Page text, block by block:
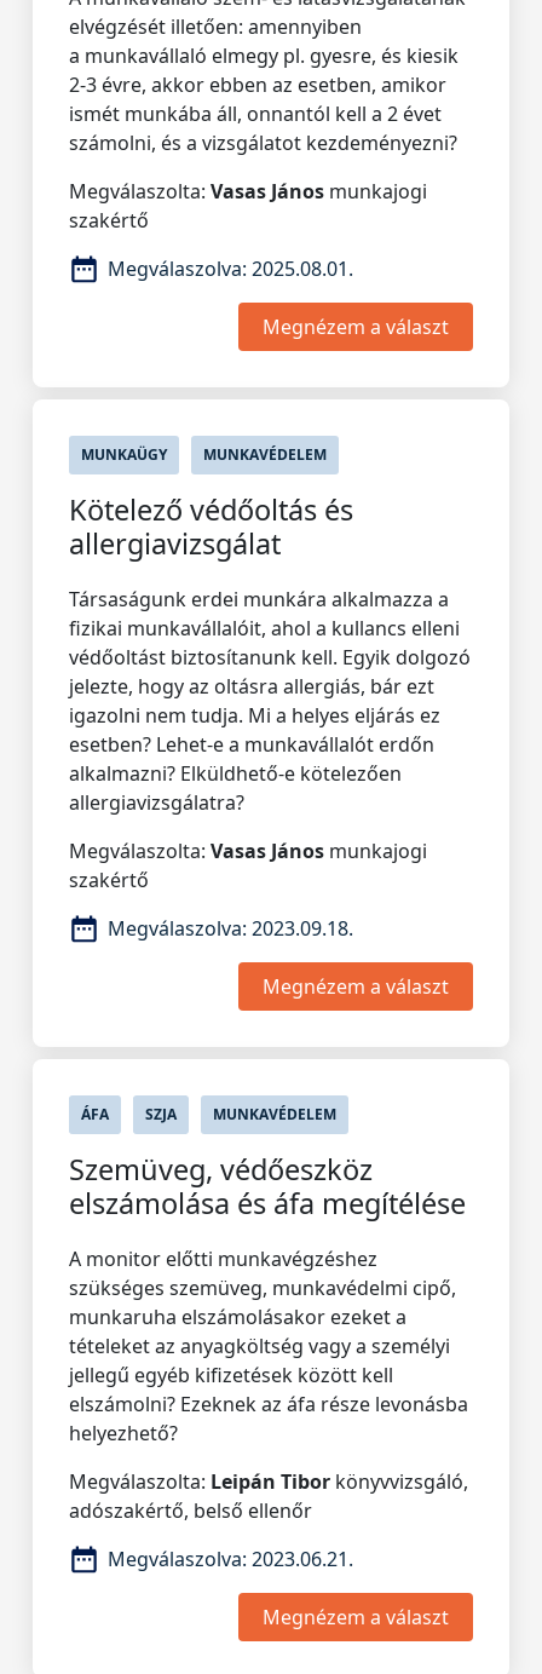
elvégzését illetően: amennyiben
a munkavállaló elmegy pl. gyesre, és kiesik
2-3 évre, akkor ebben az esetben, amikor
ismét munkába áll, onnantól kell a 2 évet
számolni, és a vizsgálatot kezdeményezni?
Megválaszolta: Vasas János munkajogi
szakértő
Megválaszolva: 2025.08.01.
Megnézem a választ
MUNKAÜGY MUNKAVÉDELEM
Kötelező védőoltás és
allergiavizsgálat
Társaságunk erdei munkára alkalmazza a
fizikai munkavállalóit, ahol a kullancs elleni
védőoltást biztosítanunk kell. Egyik dolgozó
jelezte, hogy az oltásra allergiás, bár ezt
igazolni nem tudja. Mi a helyes eljárás ez
esetben? Lehet-e a munkavállalót erdőn
alkalmazni? Elküldhető-e kötelezően
allergiavizsgálatra?
Megválaszolta: Vasas János munkajogi
szakértő
Megválaszolva: 2023.09.18.
Megnézem a választ
ÁFA SZJA MUNKAVÉDELEM
Szemüveg, védőeszköz
elszámolása és áfa megítélése
A monitor előtti munkavégzéshez
szükséges szemüveg, munkavédelmi cipő,
munkaruha elszámolásakor ezeket a
tételeket az anyagköltség vagy a személyi
jellegű egyéb kifizetések között kell
elszámolni? Ezeknek az áfa része levonásba
helyezhető?
Megválaszolta: Leipán Tibor könyvvizsgáló,
adószakértő, belső ellenőr
Megválaszolva: 2023.06.21.
Megnézem a választ